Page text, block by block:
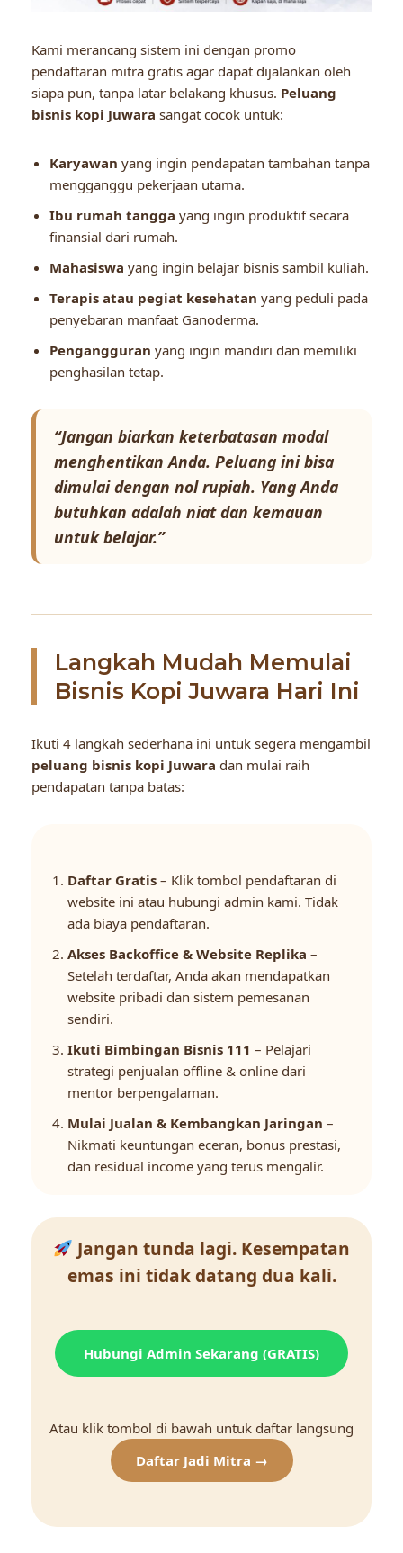
Kami merancang sistem ini dengan promo
pendaftaran mitra gratis agar dapat dijalankan oleh
siapa pun, tanpa latar belakang khusus. Peluang
bisnis kopi Juwara sangat cocok untuk:
Karyawan yang ingin pendapatan tambahan tanpa
mengganggu pekerjaan utama.
Ibu rumah tangga yang ingin produktif secara
finansial dari rumah.
Mahasiswa yang ingin belajar bisnis sambil kuliah.
Terapis atau pegiat kesehatan yang peduli pada
penyebaran manfaat Ganoderma.
Pengangguran yang ingin mandiri dan memiliki
penghasilan tetap.
“Jangan biarkan keterbatasan modal
menghentikan Anda. Peluang ini bisa
dimulai dengan nol rupiah. Yang Anda
butuhkan adalah niat dan kemauan
untuk belajar.”
Langkah Mudah Memulai
Bisnis Kopi Juwara Hari Ini
Ikuti 4 langkah sederhana ini untuk segera mengambil
peluang bisnis kopi Juwara dan mulai raih
pendapatan tanpa batas:
Daftar Gratis – Klik tombol pendaftaran di
website ini atau hubungi admin kami. Tidak
ada biaya pendaftaran.
Akses Backoffice & Website Replika –
Setelah terdaftar, Anda akan mendapatkan
website pribadi dan sistem pemesanan
sendiri.
Ikuti Bimbingan Bisnis 111 – Pelajari
strategi penjualan offline & online dari
mentor berpengalaman.
Mulai Jualan & Kembangkan Jaringan –
Nikmati keuntungan eceran, bonus prestasi,
dan residual income yang terus mengalir.
Jangan tunda lagi. Kesempatan
emas ini tidak datang dua kali.
Hubungi Admin Sekarang (GRATIS)
Atau klik tombol di bawah untuk daftar langsung
Daftar Jadi Mitra →